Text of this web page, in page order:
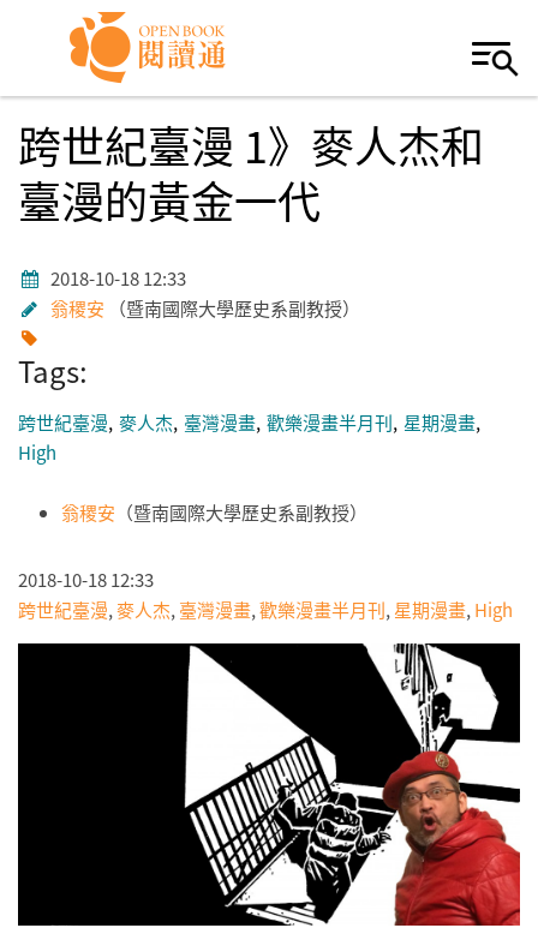
Skip to navigation
移至主內容
跨世紀臺漫 1》麥人杰和
臺漫的黃金一代
2018-10-18 12:33
翁稷安
暨南國際大學歷史系副教授
Tags:
跨世紀臺漫 麥人杰 臺灣漫畫 歡樂漫畫半月刊
星期漫畫
High
翁稷安 （暨南國際大學歷史系副教授）
2018-10-18 12:33
跨世紀臺漫,麥人杰, 臺灣漫畫,歡樂漫畫半月刊, 星期漫畫, High